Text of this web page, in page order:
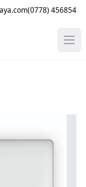
(0778) 456854